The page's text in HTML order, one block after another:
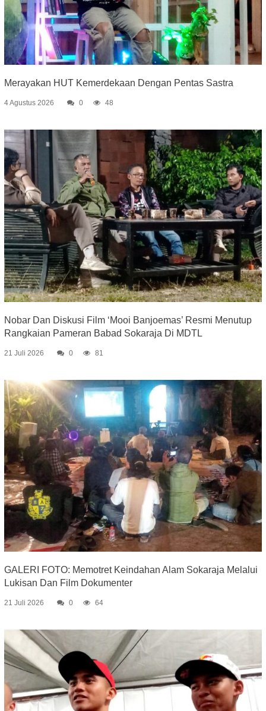
Merayakan HUT Kemerdekaan Dengan Pentas Sastra
4 Agustus 2026 0 48
Nobar Dan Diskusi Film ‘Mooi Banjoemas’ Resmi Menutup
Rangkaian Pameran Babad Sokaraja Di MDTL
21 Juli 2026 0 81
GALERI FOTO: Memotret Keindahan Alam Sokaraja Melalui
Lukisan Dan Film Dokumenter
21 Juli 2026 0 64